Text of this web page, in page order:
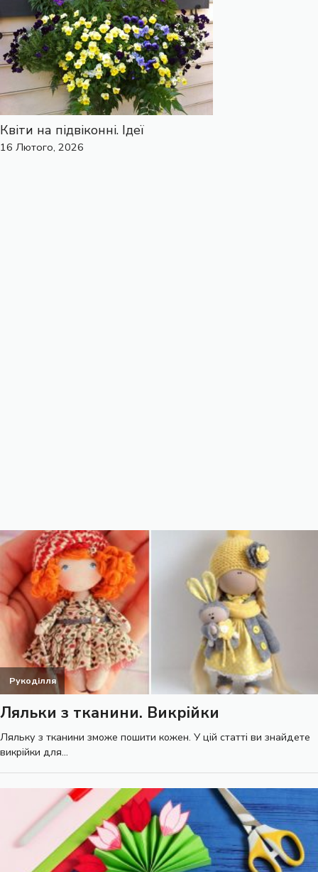
Квіти на підвіконні. Ідеї
16 Лютого, 2026